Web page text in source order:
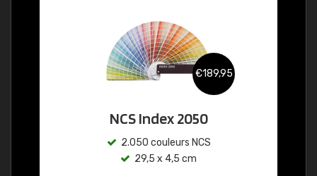
€189,95
NCS Index 2050
2.050 couleurs NCS
29,5 x 4,5 cm